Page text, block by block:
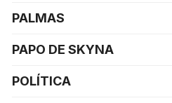
PALMAS
PAPO DE SKYNA
POLÍTICA